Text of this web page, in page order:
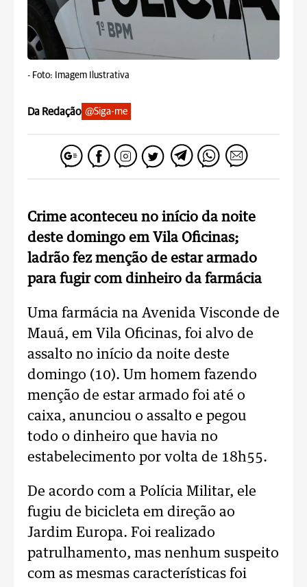
- Foto: Imagem Ilustrativa
Da Redação @Siga-me
Crime aconteceu no início da noite
deste domingo em Vila Oficinas;
ladrão fez menção de estar armado
para fugir com dinheiro da farmácia
Uma farmácia na Avenida Visconde de
Mauá, em Vila Oficinas, foi alvo de
assalto no início da noite deste
domingo (10). Um homem fazendo
menção de estar armado foi até o
caixa, anunciou o assalto e pegou
todo o dinheiro que havia no
estabelecimento por volta de 18h55.
De acordo com a Polícia Militar, ele
fugiu de bicicleta em direção ao
Jardim Europa. Foi realizado
patrulhamento, mas nenhum suspeito
com as mesmas características foi